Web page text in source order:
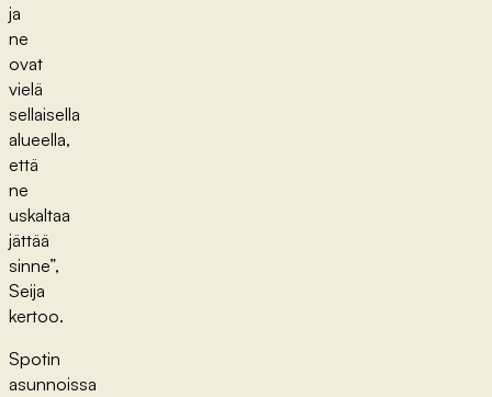
ja
ne
ovat
vielä
sellaisella
alueella,
että
ne
uskaltaa
jättää
sinne”,
Seija
kertoo.
Spotin
asunnoissa